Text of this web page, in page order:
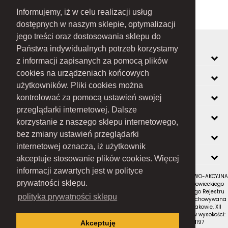
Informujemy, iż w celu realizacji usług
dostępnych w naszym sklepie, optymalizacji
jego treści oraz dostosowania sklepu do
Państwa indywidualnych potrzeb korzystamy
z informacji zapisanych za pomocą plików
cookies na urządzeniach końcowych
użytkowników. Pliki cookies można
kontrolować za pomocą ustawień swojej
przeglądarki internetowej. Dalsze
korzystanie z naszego sklepu internetowego,
bez zmiany ustawień przeglądarki
internetowej oznacza, iż użytkownik
akceptuje stosowanie plików cookies. Więcej
informacji zawartych jest w polityce
prywatności sklepu.
polityka prywatności sklepu
Akceptuję
MOJE KONTO
INFORMACJE
O FIRMIE
ZOBACZ RÓWNIEŻ
KONTAKT
NEWSLETTER
RAMEX SPÓŁKA Z OGRANICZONĄ ODPOWIEDZIALNOŚCIĄ SPÓŁKA KOMANDYTOWO-AKCYJNA
z siedzibą w Nowym Sączu (adres siedziby i adres do doręczeń: ul. Wiśniowieckiego
123 C, 33-300 Nowy Sącz); wpisana do Rejestru Przedsiębiorców Krajowego Rejestru
Sądowego pod numerem KRS 0000434051; sąd rejestrowy, w którym przechowywana
jest dokumentacja spółki: Sąd Rejonowy dla Krakowa-Śródmieścia w Krakowie, XII
Wydział Gospodarczy Krajowego Rejestru Sądowego; kapitał zakładowy w wysokości:
10 050 000 zł, w całości opłacony; NIP: 7343516936; REGON: 122671197